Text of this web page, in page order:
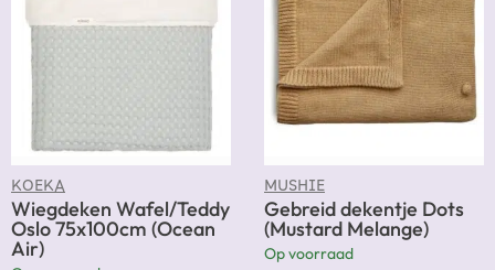
KOEKA
Wiegdeken Wafel/Teddy
Oslo 75x100cm (Ocean
Air)
MUSHIE
Gebreid dekentje Dots
(Mustard Melange)
Op voorraad